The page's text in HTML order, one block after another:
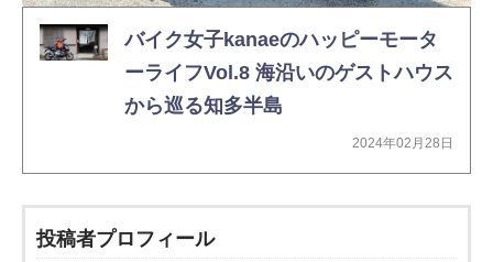
バイク女子kanaeのハッピーモータ
ーライフVol.8 海沿いのゲストハウス
から巡る知多半島
2024年02月28日
投稿者プロフィール